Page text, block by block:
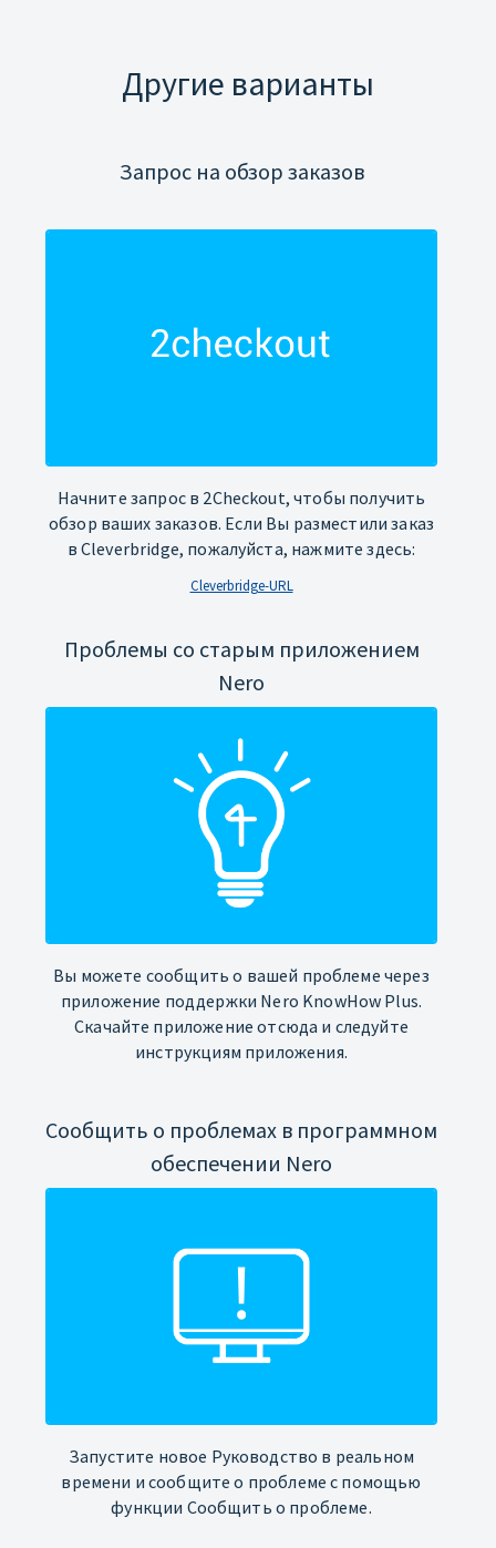
Другие варианты
Запрос на обзор заказов
Начните запрос в 2Checkout, чтобы получить
обзор ваших заказов. Если Вы разместили заказ
в Cleverbridge, пожалуйста, нажмите здесь:
Cleverbridge-URL
Проблемы со старым приложением
Nero
Вы можете сообщить о вашей проблеме через
приложение поддержки Nero KnowHow Plus.
Скачайте приложение отсюда и следуйте
инструкциям приложения.
Сообщить о проблемах в программном
обеспечении Nero
Запустите новое Руководство в реальном
времени и сообщите о проблеме с помощью
функции Сообщить о проблеме.